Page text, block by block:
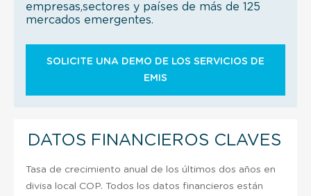
empresas,sectores y países de más de 125
mercados emergentes.
SOLICITE UNA DEMO DE LOS SERVICIOS DE
EMIS
DATOS FINANCIEROS CLAVES
Tasa de crecimiento anual de los últimos dos años en
divisa local COP. Todos los datos financieros están